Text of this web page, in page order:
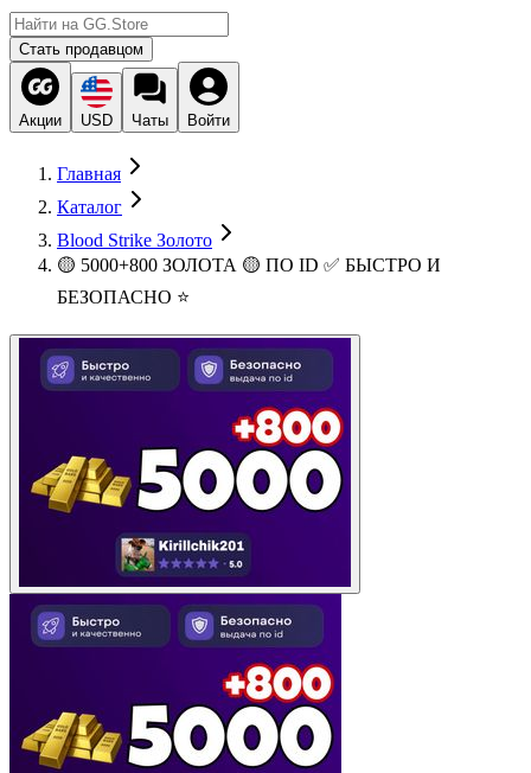
Стать продавцом
Акции USD Чаты Войти
Главная
Каталог
Blood Strike Золото
🟡 5000+800 ЗОЛОТА 🟡 ПО ID ✅ БЫСТРО И
БЕЗОПАСНО ⭐